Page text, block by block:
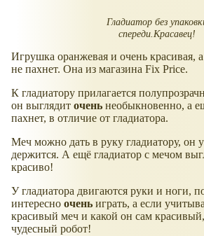
Гладиатор без
спереди.Красавец!
Игрушка оранжевая и очень красивая,
не пахнет. Она из магазина Fix Price.
К гладиатору прилагается
он выглядит очень необыкновенно, а
пахнет, в отличие от гладиатора.
Меч можно дать в руку гладиатору, он
держится. А ещё гладиатор с мечом
красиво!
У гладиатора двигаются руки и ноги,
интересно очень играть, а если
красивый меч и какой он сам
чудесный робот!